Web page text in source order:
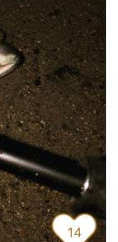
14